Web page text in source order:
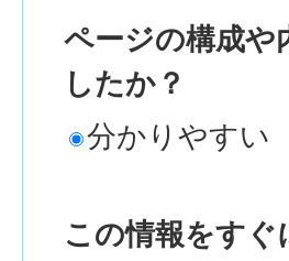
ページの構成や
したか？
分かりやすい
この情報をす